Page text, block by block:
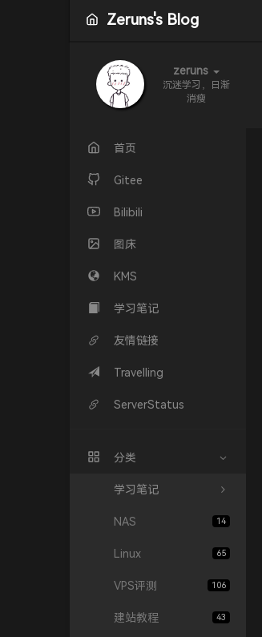
Zeruns's Blog
zeruns
沉迷学习，日渐
消瘦
首页
Gitee
Bilibili
图床
KMS
学习笔记
友情链接
Travelling
ServerStatus
分类
学习笔记
14
NAS
65
Linux
106
VPS评测
43
建站教程